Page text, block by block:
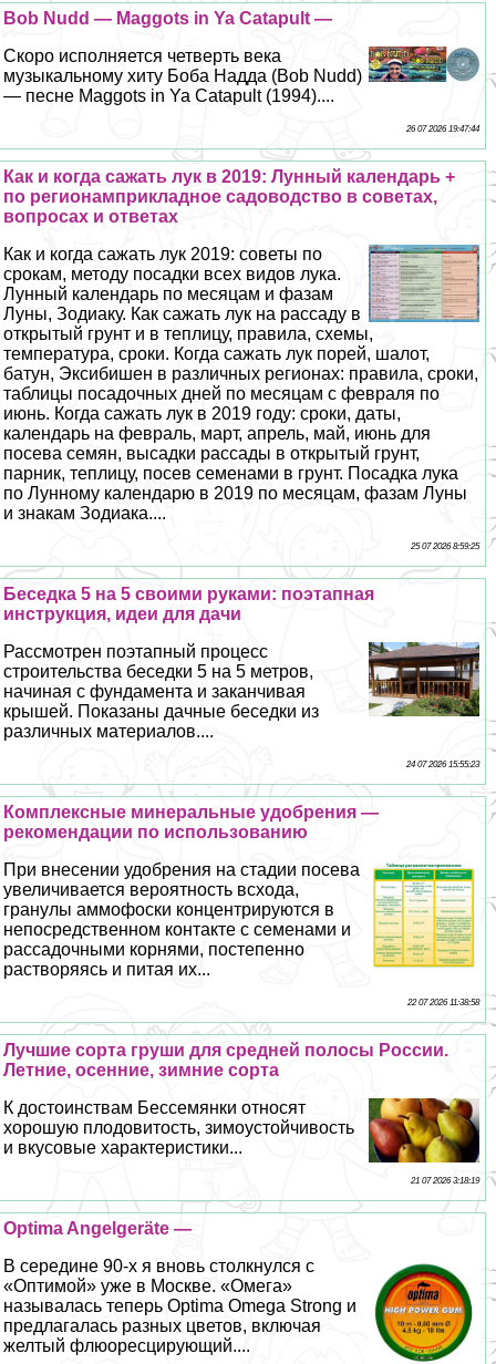
Bob Nudd — Maggots in Ya Catapult —
Скоро исполняется четверть века
музыкальному хиту Боба Надда (Bob Nudd)
— песне Maggots in Ya Catapult (1994)....
26 07 2026 19:47:44
Как и когда сажать лук в 2019: Лунный календарь +
по регионамприкладное садоводство в советах,
вопросах и ответах
Как и когда сажать лук 2019: советы по
срокам, методу посадки всех видов лука.
Лунный календарь по месяцам и фазам
Луны, Зодиаку. Как сажать лук на рассаду в
открытый грунт и в теплицу, правила, схемы,
температура, сроки. Когда сажать лук порей, шалот,
батун, Эксибишен в различных регионах: правила, сроки,
таблицы посадочных дней по месяцам с февраля по
июнь. Когда сажать лук в 2019 году: сроки, даты,
календарь на февраль, март, апрель, май, июнь для
посева семян, высадки рассады в открытый грунт,
парник, теплицу, посев семенами в грунт. Посадка лука
по Лунному календарю в 2019 по месяцам, фазам Луны
и знакам Зодиака....
25 07 2026 8:59:25
Беседка 5 на 5 своими руками: поэтапная
инструкция, идеи для дачи
Рассмотрен поэтапный процесс
строительства беседки 5 на 5 метров,
начиная с фундамента и заканчивая
крышей. Показаны дачные беседки из
различных материалов....
24 07 2026 15:55:23
Комплексные минеральные удобрения —
рекомендации по использованию
При внесении удобрения на стадии посева
увеличивается вероятность всхода,
гранулы аммофоски концентрируются в
непосредственном контакте с семенами и
рассадочными корнями, постепенно
растворяясь и питая их...
22 07 2026 11:38:58
Лучшие сорта груши для средней полосы России.
Летние, осенние, зимние сорта
К достоинствам Бессемянки относят
хорошую плодовитость, зимоустойчивость
и вкусовые хаpaктеристики...
21 07 2026 3:18:19
Optima Angelgeräte —
В середине 90-х я вновь столкнулся с
«Оптимой» уже в Москве. «Омега»
называлась теперь Optima Omega Strong и
предлагалась разных цветов, включая
желтый флюоресцирующий....